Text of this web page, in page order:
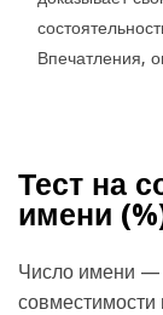
Впечатления,
Тест на
имени (
Число имени —